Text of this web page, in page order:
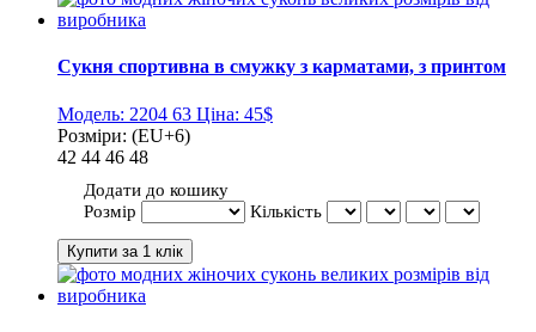
Сукня спортивна в смужку з карматами, з принтом
Модель: 2204 63 Ціна: 45$
Розміри: (EU+6)
42 44 46 48
Додати до кошику
Розмір
Кількість